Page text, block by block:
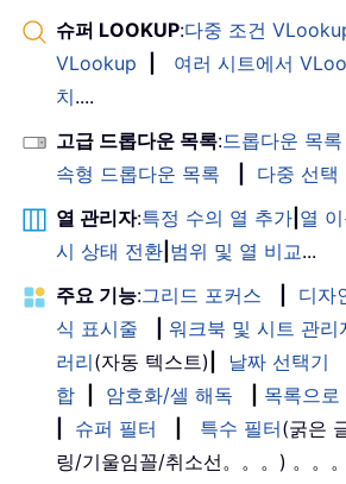
슈퍼 LOOKUP:다중 조건
VLookup
여러 시트에서
치....
고급 드롭다운 목록:드롭다운 목
속형 드롭다운 목록
다중 선택
열 관리자:특정 수의 열 추가 열
시 상태 전환 범위 및 열 비교...
주요 기능:그리드 포커스 디자
식 표시줄
워크북 및 시트 관리
러리(자동 텍스트) 날짜 선택기
합
암호화/셀 해독
목록으로
슈퍼 필터 특수 필터(굵은
링/기울임꼴/취소선。。。) 。。。